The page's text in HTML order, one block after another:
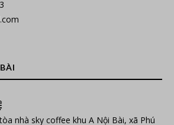
nhà sky coffee khu A Nội Bài, xã Phú